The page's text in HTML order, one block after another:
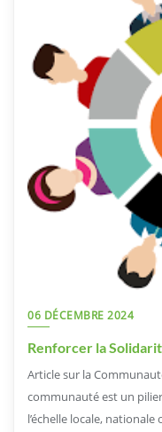
06 DÉCEMBRE 2024
Renforcer la
Article sur la
communauté est un
l’échelle locale,